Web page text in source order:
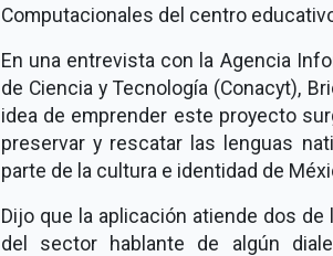
Computacionales del centro
En una entrevista con la Agencia
de Ciencia y Tecnología (Conacyt),
idea de emprender este proyecto
preservar y rescatar las lenguas
parte de la cultura e identidad de
Dijo que la aplicación atiende dos
del sector hablante de algún